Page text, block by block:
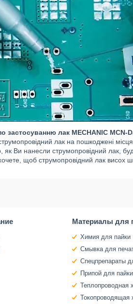
застосуванню лак MECHANIC MCN-
лак на пошкоджені місця.
як Ви нанесли струмопровідний лак,
щоб струмопровідний лак висох
Материалы для
Химия для пайки
Смывка для
Спецпрепараты
Припой для пайки
Теплопроводная
Токопроводящая